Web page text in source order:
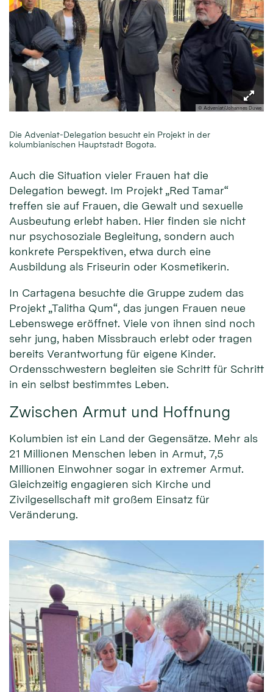
© Adveniat/Johannes Duwe
Die Adveniat-Delegation besucht ein Projekt in der
kolumbianischen Hauptstadt Bogota.
Auch die Situation vieler Frauen hat die
Delegation bewegt. Im Projekt „Red Tamar“
treffen sie auf Frauen, die Gewalt und sexuelle
Ausbeutung erlebt haben. Hier finden sie nicht
nur psychosoziale Begleitung, sondern auch
konkrete Perspektiven, etwa durch eine
Ausbildung als Friseurin oder Kosmetikerin.
In Cartagena besuchte die Gruppe zudem das
Projekt „Talitha Qum“, das jungen Frauen neue
Lebenswege eröffnet. Viele von ihnen sind noch
sehr jung, haben Missbrauch erlebt oder tragen
bereits Verantwortung für eigene Kinder.
Ordensschwestern begleiten sie Schritt für Schritt
in ein selbst bestimmtes Leben.
Zwischen Armut und Hoffnung
Kolumbien ist ein Land der Gegensätze. Mehr als
21 Millionen Menschen leben in Armut, 7,5
Millionen Einwohner sogar in extremer Armut.
Gleichzeitig engagieren sich Kirche und
Zivilgesellschaft mit großem Einsatz für
Veränderung.